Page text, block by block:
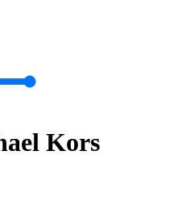
Kors